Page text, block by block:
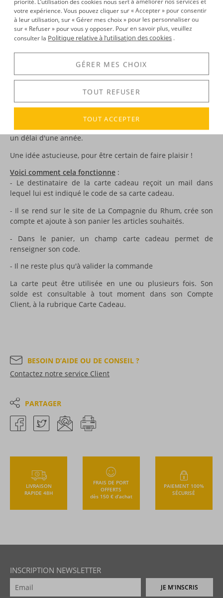
savez pas vraiment quel rhum choisir… ?
Vous avez bien raison d’hésiter : s’il s’agit d’un connaisseur,
mieux vaut lui offrir un rhum qui corresponde
véritablement à ses goûts… La solution est simple : offrez-lui
unecarte cadeau! Il pourra ainsi choisir la bouteille qui lui
fait vraiment envie…
Cette carte cadeau de50 eurosest valable sur l’ensemble
du catalogue et pourra être adressée à son destinataire par
mail.
De 30 à 500€, ces cartes pourront être utilisées en une ou
plusieurs fois sur le site de La Compagnie du Rhum, dans
un délai d'une année.
Une idée astucieuse, pour être certain de faire plaisir !
Voici comment cela fonctionne :
- Le destinataire de la carte cadeau reçoit un mail dans
lequel lui est indiqué le code de sa carte cadeau.
- Il se rend sur le site de La Compagnie du Rhum, crée son
compte et ajoute à son panier les articles souhaités.
- Dans le panier, un champ carte cadeau permet de
renseigner son code.
- Il ne reste plus qu'à valider la commande
La carte peut être utilisée en une ou plusieurs fois. Son
solde est consultable à tout moment dans son Compte
Client, à la rubrique Carte Cadeau.
BESOIN D’AIDE OU DE CONSEIL ?
Contactez notre service Client
PARTAGER
LIVRAISON
RAPIDE 48H
FRAIS DE PORT
OFFERTS
dès 150 € d’achat
PAIEMENT 100%
SÉCURISÉ
INSCRIPTION NEWSLETTER
JE M'INSCRIS
priorité. L’utilisation des cookies nous sert à améliorer nos services et
votre expérience. Vous pouvez cliquer sur « Accepter » pour consentir
à leur utilisation, sur « Gérer mes choix » pour les personnaliser ou
sur « Refuser » pour vous y opposer. Pour en savoir plus, veuillez
consulter la Politique relative à l’utilisation des cookies .
GÉRER MES CHOIX
TOUT REFUSER
TOUT ACCEPTER